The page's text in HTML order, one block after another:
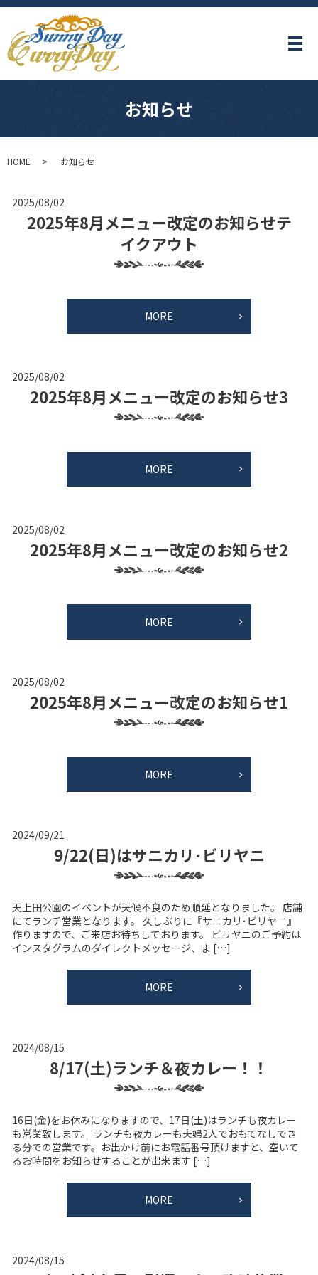
メ
お知らせ
HOME お知らせ
2025/08/02
2025年8月メニュー改定のお知らせテ
イクアウト
MORE
2025/08/02
2025年8月メニュー改定のお知らせ3
MORE
2025/08/02
2025年8月メニュー改定のお知らせ2
MORE
2025/08/02
2025年8月メニュー改定のお知らせ1
MORE
2024/09/21
9/22(日)はサニカリ･ビリヤニ
天上田公園のイベントが天候不良のため順延となりました。 店舗
にてランチ営業となります。 久しぶりに『サニカリ･ビリヤニ』
作りますので、ご来店お待ちしております。 ビリヤニのご予約は
インスタグラムのダイレクトメッセージ、ま […]
MORE
2024/08/15
8/17(土)ランチ＆夜カレー！！
16日(金)をお休みになりますので、17日(土)はランチも夜カレー
も営業致します。 ランチも夜カレーも夫婦2人でおもてなしでき
る分での営業です。お出かけ前にお電話番号頂けますと、空いて
るお時間をお知らせすることが出来ます […]
MORE
2024/08/15